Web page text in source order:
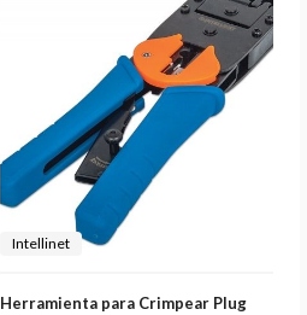
Intellinet
Herramienta para Crimpear Plug